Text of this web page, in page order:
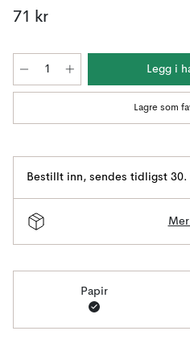
71 kr
Legg i
Lagre som
Bestillt inn, sendes tidligst 30.
Papir